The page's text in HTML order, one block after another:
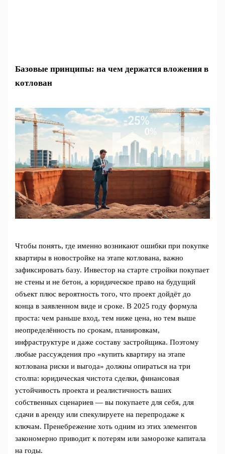
Базовые принципы: на чем держатся вложения в
котлован
Чтобы понять, где именно возникают ошибки при покупке
квартиры в новостройке на этапе котлована, важно
зафиксировать базу. Инвестор на старте стройки покупает
не стены и не бетон, а юридическое право на будущий
объект плюс вероятность того, что проект дойдёт до
конца в заявленном виде и сроке. В 2025 году формула
проста: чем раньше вход, тем ниже цена, но тем выше
неопределённость по срокам, планировкам,
инфраструктуре и даже составу застройщика. Поэтому
любые рассуждения про «купить квартиру на этапе
котлована риски и выгода» должны опираться на три
столпа: юридическая чистота сделки, финансовая
устойчивость проекта и реалистичность ваших
собственных сценариев — вы покупаете для себя, для
сдачи в аренду или спекулируете на перепродаже к
ключам. Пренебрежение хоть одним из этих элементов
закономерно приводит к потерям или заморозке капитала
на годы.